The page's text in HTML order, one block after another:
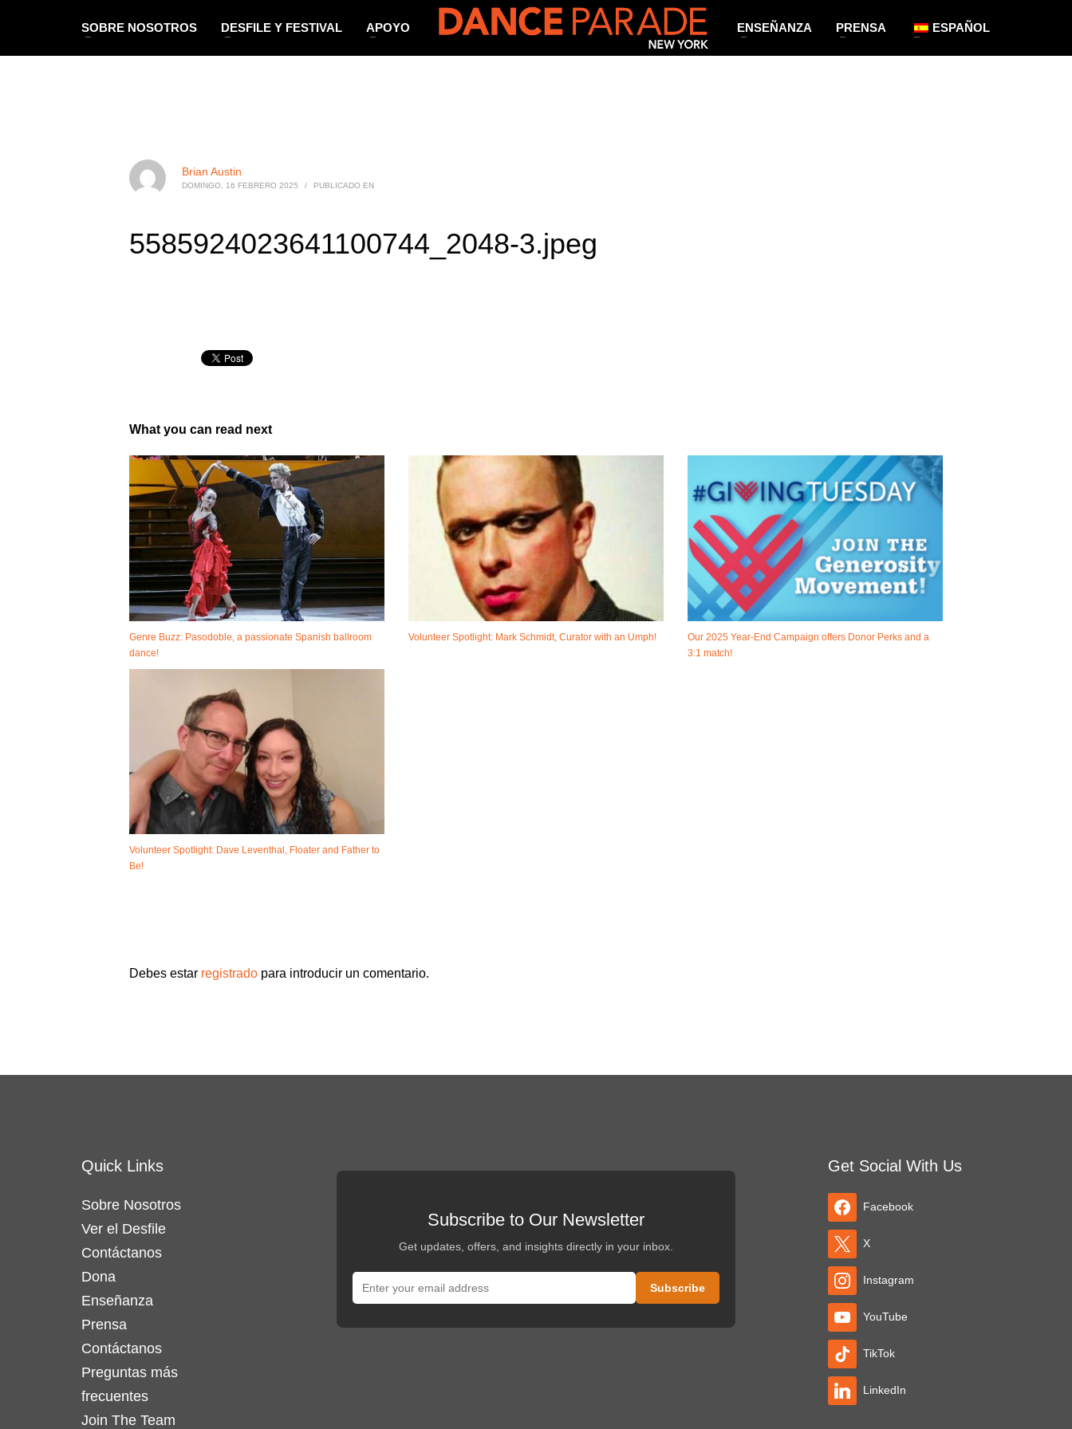
SOBRE NOSOTROS DESFILE Y FESTIVAL APOYO ENSEÑANZA PRENSA ESPAÑOL
Brian Austin
DOMINGO, 16 FEBRERO 2025 / PUBLICADO EN
5585924023641100744_2048-3.jpeg
What you can read next
Genre Buzz: Pasodoble, a passionate Spanish ballroom
dance!
Volunteer Spotlight: Mark Schmidt, Curator with an Umph!
Our 2025 Year-End Campaign offers Donor Perks and a
3:1 match!
Volunteer Spotlight: Dave Leventhal, Floater and Father to
Be!
Debes estar registrado para introducir un comentario.
Quick Links
Sobre Nosotros
Ver el Desfile
Contáctanos
Dona
Enseñanza
Prensa
Contáctanos
Preguntas más
frecuentes
Join The Team
Subscribe to Our Newsletter
Get updates, offers, and insights directly in your inbox.
Get Social With Us
Facebook
X
Instagram
YouTube
TikTok
LinkedIn